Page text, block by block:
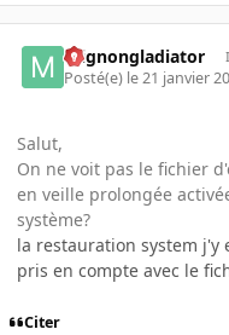
mignongladiator
Posté(e) le 21 janvier
Salut,
On ne voit pas le fichier
en veille prolongée
système?
la restauration system j'y
pris en compte avec le
Citer